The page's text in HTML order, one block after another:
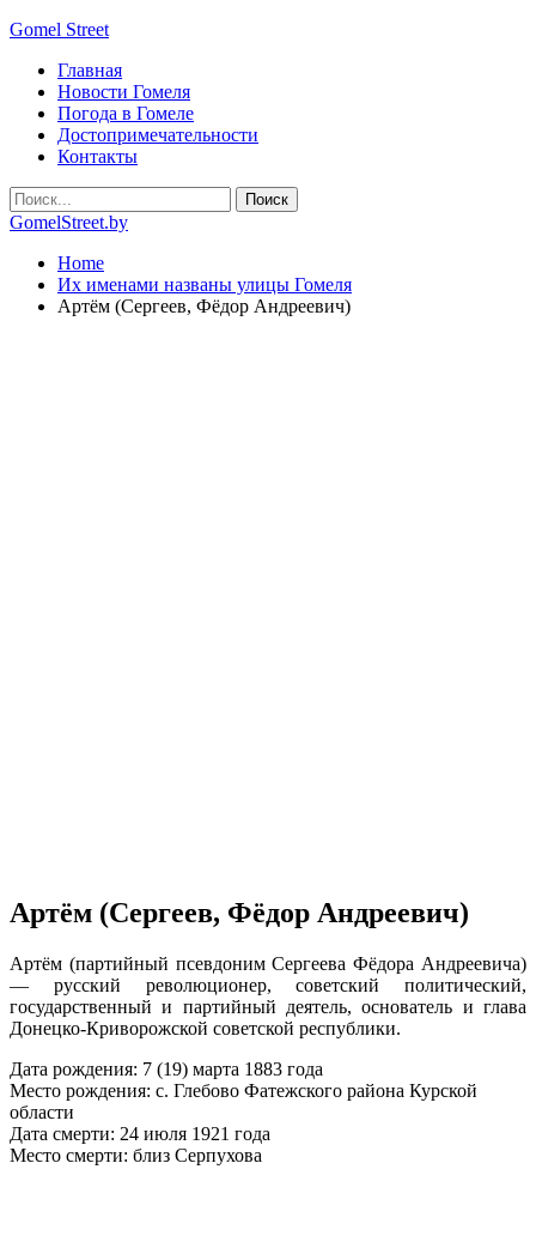
Gomel Street
Главная
Новости Гомеля
Погода в Гомеле
Достопримечательности
Контакты
GomelStreet.by
Home
Их именами названы улицы Гомеля
Артём (Сергеев, Фёдор Андреевич)
Артём (Сергеев, Фёдор Андреевич)
Артём (партийный псевдоним Сергеева Фёдора Андреевича)
— русский революционер, советский политический,
государственный и партийный деятель, основатель и глава
Донецко-Криворожской советской республики.
Дата рождения: 7 (19) марта 1883 года
Место рождения: с. Глебово Фатежского района Курской
области
Дата смерти: 24 июля 1921 года
Место смерти: близ Серпухова